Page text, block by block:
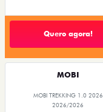
Quero agora!
MOBI
MOBI TREKKING 1.0 2026
2026/2026